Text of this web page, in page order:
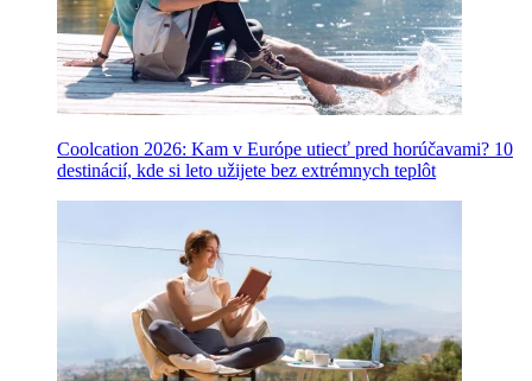
Coolcation 2026: Kam v Európe utiecť pred horúčavami? 10
destinácií, kde si leto užijete bez extrémnych teplôt